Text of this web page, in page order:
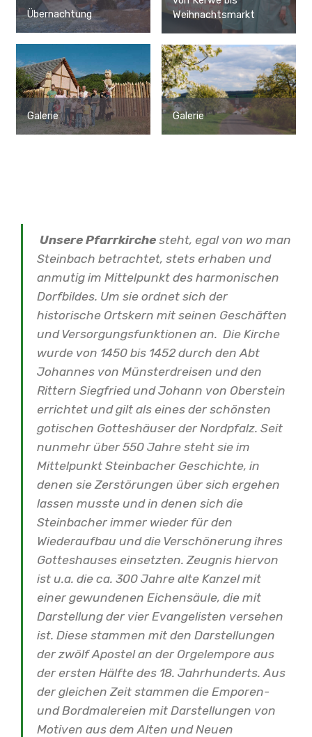
Übernachtung
Weihnachtsmarkt
Galerie Galerie
Unsere Pfarrkirche steht, egal von wo man
Steinbach betrachtet, stets erhaben und
anmutig im Mittelpunkt des harmonischen
Dorfbildes. Um sie ordnet sich der
historische Ortskern mit seinen Geschäften
und Versorgungsfunktionen an. Die Kirche
wurde von 1450 bis 1452 durch den Abt
Johannes von Münsterdreisen und den
Rittern Siegfried und Johann von Oberstein
errichtet und gilt als eines der schönsten
gotischen Gotteshäuser der Nordpfalz. Seit
nunmehr über 550 Jahre steht sie im
Mittelpunkt Steinbacher Geschichte, in
denen sie Zerstörungen über sich ergehen
lassen musste und in denen sich die
Steinbacher immer wieder für den
Wiederaufbau und die Verschönerung ihres
Gotteshauses einsetzten. Zeugnis hiervon
ist u.a. die ca. 300 Jahre alte Kanzel mit
einer gewundenen Eichensäule, die mit
Darstellung der vier Evangelisten versehen
ist. Diese stammen mit den Darstellungen
der zwölf Apostel an der Orgelempore aus
der ersten Hälfte des 18. Jahrhunderts. Aus
der gleichen Zeit stammen die Emporen-
und Bordmalereien mit Darstellungen von
Motiven aus dem Alten und Neuen